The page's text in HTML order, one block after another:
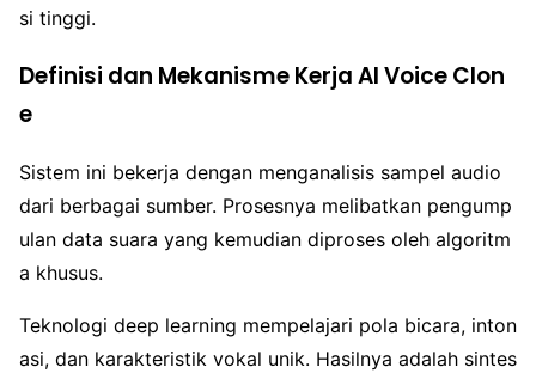
si tinggi.
Definisi dan Mekanisme Kerja AI Voice Clon
e
Sistem ini bekerja dengan menganalisis sampel audio
dari berbagai sumber. Prosesnya melibatkan pengump
ulan data suara yang kemudian diproses oleh algoritm
a khusus.
Teknologi deep learning mempelajari pola bicara, inton
asi, dan karakteristik vokal unik. Hasilnya adalah sintes